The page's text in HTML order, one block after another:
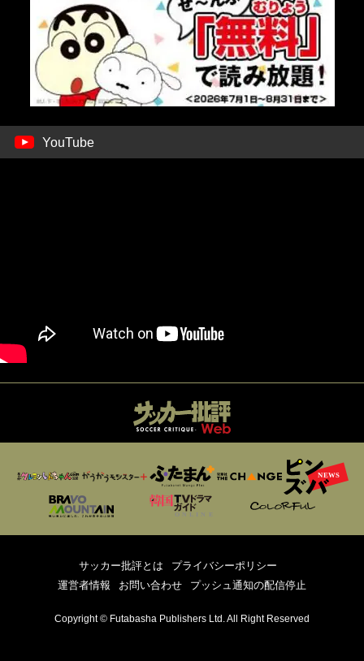
YouTube
サッカー批評とは
プライバシーポリシー
運営者情報
お問い合わせ プッシュ通知の配信停止
Copyright © Futabasha Publishers Ltd. All Right Reserved